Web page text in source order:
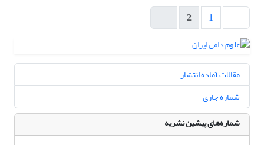
1
2
مقالات آماده انتشار
شماره جاری
شماره‌های پیشین نشریه